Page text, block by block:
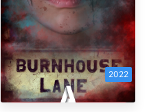
2022